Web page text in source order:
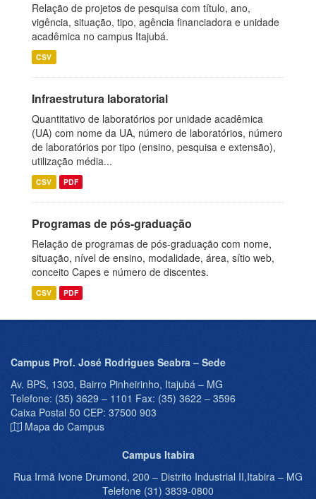
Relação de projetos de pesquisa com título, ano,
vigência, situação, tipo, agência financiadora e unidade
acadêmica no campus Itajubá.
CSV
Infraestrutura laboratorial
Quantitativo de laboratórios por unidade acadêmica
(UA) com nome da UA, número de laboratórios, número
de laboratórios por tipo (ensino, pesquisa e extensão),
utilização média...
CSV PDF
Programas de pós-graduação
Relação de programas de pós-graduação com nome,
situação, nível de ensino, modalidade, área, sítio web,
conceito Capes e número de discentes.
CSV PDF
Campus Prof. José Rodrigues Seabra – Sede
Av. BPS, 1303, Bairro Pinheirinho, Itajubá – MG
Telefone: (35) 3629 – 1101 Fax: (35) 3622 – 3596
Caixa Postal 50 CEP: 37500 903
Mapa do Campus
Campus Itabira
Rua Irmã Ivone Drumond, 200 – Distrito Industrial II,Itabira – MG
Telefone (31) 3839-0800